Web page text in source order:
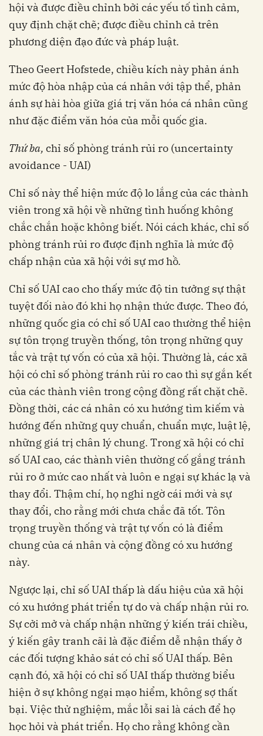
hội và được điều chỉnh bởi các yếu tố tình cảm,
quy định chặt chẽ; được điều chỉnh cả trên
phương diện đạo đức và pháp luật.
Theo Geert Hofstede, chiều kích này phản ánh
mức độ hòa nhập của cá nhân với tập thể, phản
ánh sự hài hòa giữa giá trị văn hóa cá nhân cũng
như đặc điểm văn hóa của mỗi quốc gia.
Thứ ba, chỉ số phòng tránh rủi ro (uncertainty
avoidance - UAI)
Chỉ số này thể hiện mức độ lo lắng của các thành
viên trong xã hội về những tình huống không
chắc chắn hoặc không biết. Nói cách khác, chỉ số
phòng tránh rủi ro được định nghĩa là mức độ
chấp nhận của xã hội với sự mơ hồ.
Chỉ số UAI cao cho thấy mức độ tin tưởng sự thật
tuyệt đối nào đó khi họ nhận thức được. Theo đó,
những quốc gia có chỉ số UAI cao thường thể hiện
sự tôn trọng truyền thống, tôn trọng những quy
tắc và trật tự vốn có của xã hội. Thường là, các xã
hội có chỉ số phòng tránh rủi ro cao thì sự gắn kết
của các thành viên trong cộng đồng rất chặt chẽ.
Đồng thời, các cá nhân có xu hướng tìm kiếm và
hướng đến những quy chuẩn, chuẩn mực, luật lệ,
những giá trị chân lý chung. Trong xã hội có chỉ
số UAI cao, các thành viên thường cố gắng tránh
rủi ro ở mức cao nhất và luôn e ngại sự khác lạ và
thay đổi. Thậm chí, họ nghi ngờ cái mới và sự
thay đổi, cho rằng mới chưa chắc đã tốt. Tôn
trọng truyền thống và trật tự vốn có là điểm
chung của cá nhân và cộng đồng có xu hướng
này.
Ngược lại, chỉ số UAI thấp là dấu hiệu của xã hội
có xu hướng phát triển tự do và chấp nhận rủi ro.
Sự cởi mở và chấp nhận những ý kiến trái chiều,
ý kiến gây tranh cãi là đặc điểm dễ nhận thấy ở
các đối tượng khảo sát có chỉ số UAI thấp. Bên
cạnh đó, xã hội có chỉ số UAI thấp thường biểu
hiện ở sự không ngại mạo hiểm, không sợ thất
bại. Việc thử nghiệm, mắc lỗi sai là cách để họ
học hỏi và phát triển. Họ cho rằng không cần